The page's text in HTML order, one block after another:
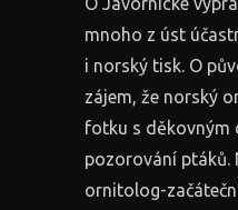
mnoho z úst
i norský tisk. O
zájem, že norský
fotku s děkovným
pozorování ptáků.
ornitolog-